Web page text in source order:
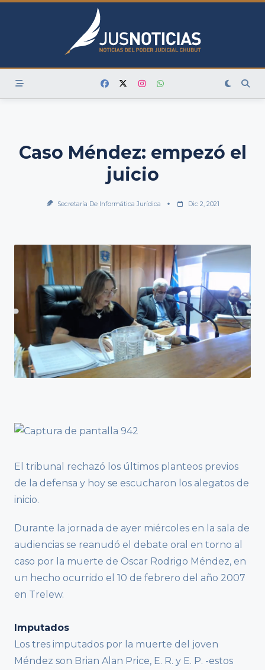
Skip
Caso Méndez: empezó el
juicio
Secretaría De Informática Jurídica Dic 2, 2021
El tribunal rechazó los últimos planteos previos
de la defensa y hoy se escucharon los alegatos de
inicio.
Durante la jornada de ayer miércoles en la sala de
audiencias se reanudó el debate oral en torno al
caso por la muerte de Oscar Rodrigo Méndez, en
un hecho ocurrido el 10 de febrero del año 2007
en Trelew.
Imputados
Los tres imputados por la muerte del joven
Méndez son Brian Alan Price, E. R. y E. P. -estos